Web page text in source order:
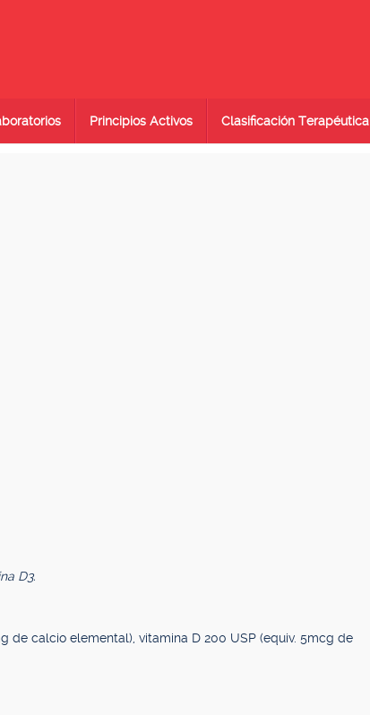
Principios Activos Clasificación Terapéutica
D3.
de calcio elemental), vitamina D 200 USP (equiv. 5mcg de